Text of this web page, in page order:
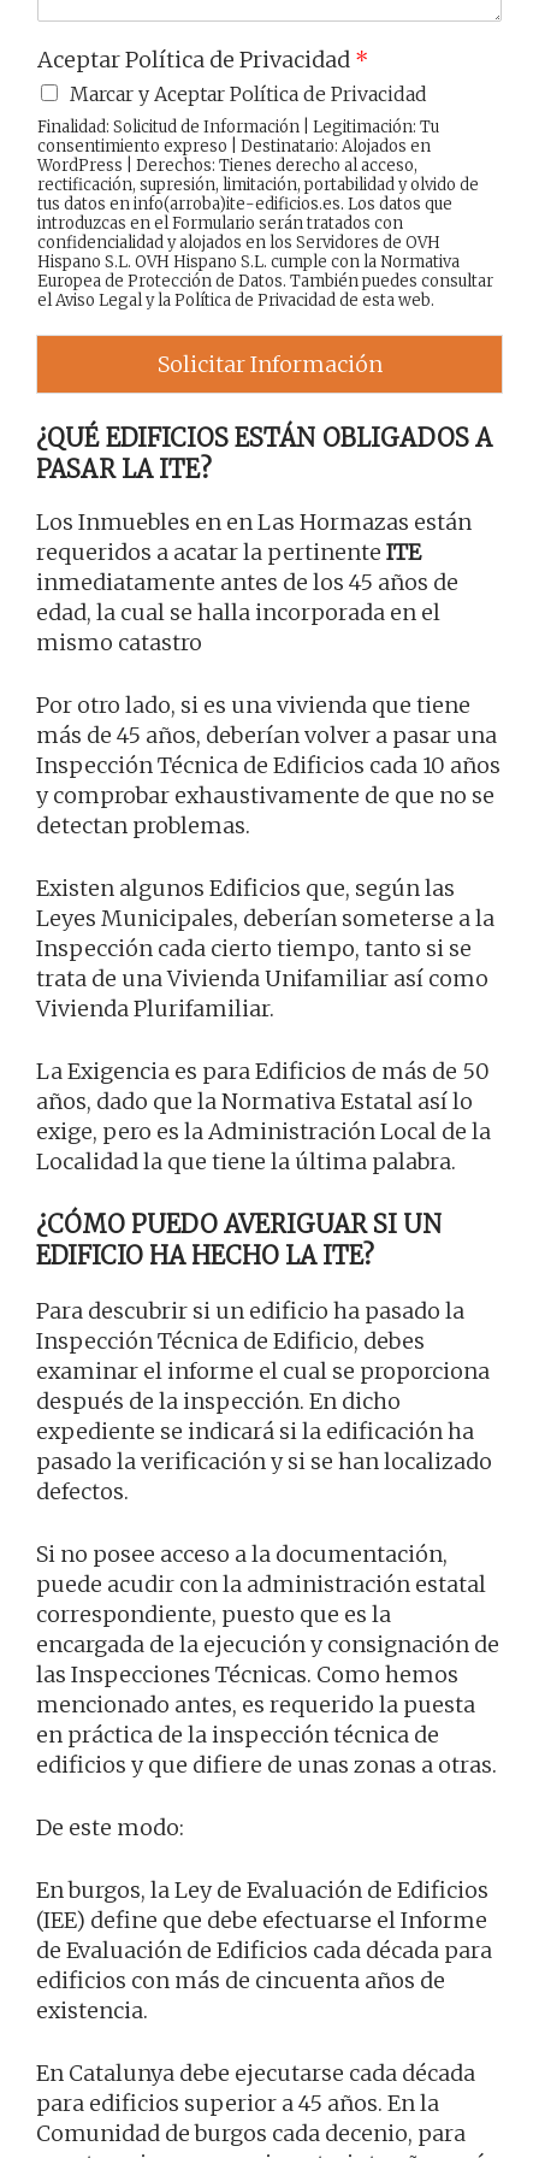
Aceptar Política de Privacidad *
Marcar y Aceptar Política de Privacidad
Finalidad: Solicitud de Información | Legitimación: Tu
consentimiento expreso | Destinatario: Alojados en
WordPress | Derechos: Tienes derecho al acceso,
rectificación, supresión, limitación, portabilidad y olvido de
tus datos en info(arroba)ite-edificios.es. Los datos que
introduzcas en el Formulario serán tratados con
confidencialidad y alojados en los Servidores de OVH
Hispano S.L. OVH Hispano S.L. cumple con la Normativa
Europea de Protección de Datos. También puedes consultar
elAviso Legaly laPolítica de Privacidadde esta web.
Solicitar Información
¿QUÉ EDIFICIOS ESTÁN OBLIGADOS A
PASAR LA ITE?
Los Inmuebles en en Las Hormazas están
requeridos a acatar la pertinente ITE
inmediatamente antes de los 45 años de
edad, la cual se halla incorporada en el
mismo catastro
Por otro lado, si es una vivienda que tiene
más de 45 años, deberían volver a pasar una
Inspección Técnica de Edificios cada 10 años
y comprobar exhaustivamente de que no se
detectan problemas.
Existen algunos Edificios que, según las
Leyes Municipales, deberían someterse a la
Inspección cada cierto tiempo, tanto si se
trata de una Vivienda Unifamiliar así como
Vivienda Plurifamiliar.
La Exigencia es para Edificios de más de 50
años, dado que la Normativa Estatal así lo
exige, pero es la Administración Local de la
Localidad la que tiene la última palabra.
¿CÓMO PUEDO AVERIGUAR SI UN
EDIFICIO HA HECHO LA ITE?
Para descubrir si un edificio ha pasado la
Inspección Técnica de Edificio, debes
examinar el informe el cual se proporciona
después de la inspección. En dicho
expediente se indicará si la edificación ha
pasado la verificación y si se han localizado
defectos.
Si no posee acceso a la documentación,
puede acudir con la administración estatal
correspondiente, puesto que es la
encargada de la ejecución y consignación de
las Inspecciones Técnicas. Como hemos
mencionado antes, es requerido la puesta
en práctica de la inspección técnica de
edificios y que difiere de unas zonas a otras.
De este modo:
En burgos, la Ley de Evaluación de Edificios
(IEE) define que debe efectuarse el Informe
de Evaluación de Edificios cada década para
edificios con más de cincuenta años de
existencia.
En Catalunya debe ejecutarse cada década
para edificios superior a 45 años. En la
Comunidad de burgos cada decenio, para